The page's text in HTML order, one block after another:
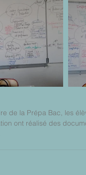
de la Prépa Bac, les
ont réalisé des